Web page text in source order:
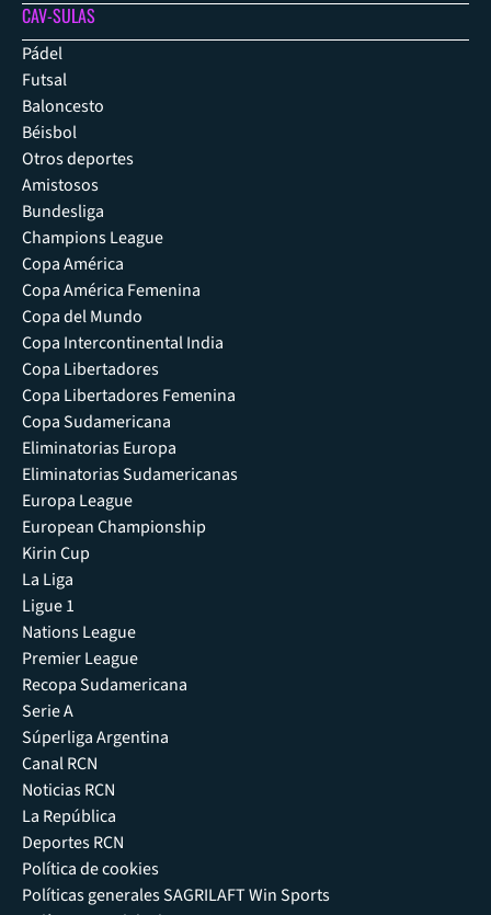
CAV-SULAS
Pádel
Futsal
Baloncesto
Béisbol
Otros deportes
Amistosos
Bundesliga
Champions League
Copa América
Copa América Femenina
Copa del Mundo
Copa Intercontinental India
Copa Libertadores
Copa Libertadores Femenina
Copa Sudamericana
Eliminatorias Europa
Eliminatorias Sudamericanas
Europa League
European Championship
Kirin Cup
La Liga
Ligue 1
Nations League
Premier League
Recopa Sudamericana
Serie A
Súperliga Argentina
Canal RCN
Noticias RCN
La República
Deportes RCN
Política de cookies
Políticas generales SAGRILAFT Win Sports